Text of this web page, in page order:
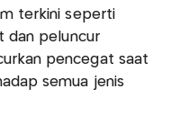
terkini seperti
dan peluncur
pencegat saat
semua jenis